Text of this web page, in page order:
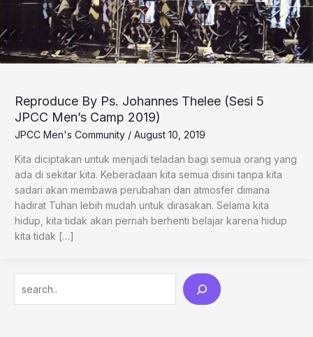
Reproduce By Ps. Johannes Thelee (Sesi 5
JPCC Men’s Camp 2019)
JPCC Men's Community / August 10, 2019
Kita diciptakan untuk menjadi teladan bagi semua orang yang
ada di sekitar kita. Keberadaan kita semua disini tanpa kita
sadari akan membawa perubahan dan atmosfer dimana
hadirat Tuhan lebih mudah untuk dirasakan. Selama kita
hidup, kita tidak akan pernah berhenti belajar karena hidup
kita tidak […]